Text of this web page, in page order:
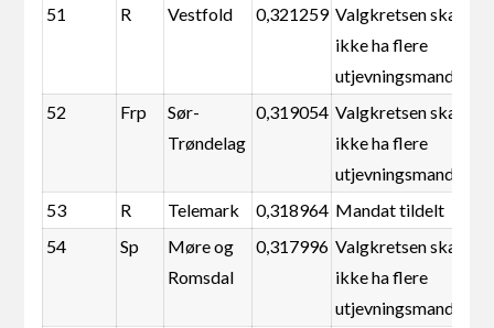
51
R Vestfold 0,321259 Valgkretsen skal
ikke ha flere
utjevningsmandater
52
Frp
Sør-
Trøndelag
0,319054 Valgkretsen skal
ikke ha flere
utjevningsmandater
53
R Telemark 0,318964 Mandat tildelt
54
Sp
Møre og
Romsdal
0,317996 Valgkretsen skal
ikke ha flere
utjevningsmandater